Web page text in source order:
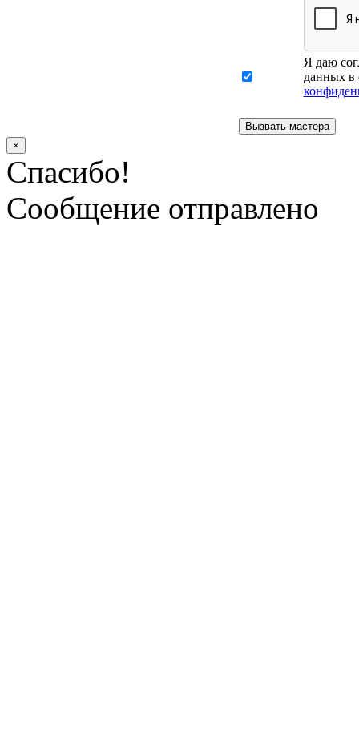
Я даю
данных в
×
Спасибо!
Сообщение отправлено